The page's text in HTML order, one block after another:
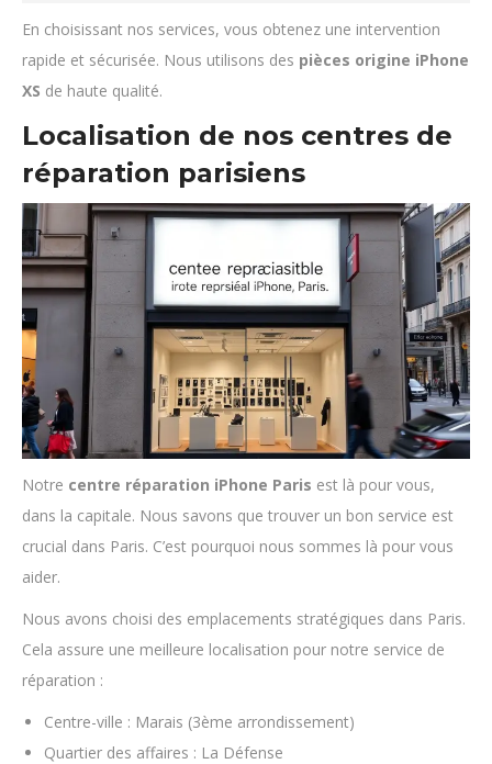
En choisissant nos services, vous obtenez une intervention
rapide et sécurisée. Nous utilisons des pièces origine iPhone
XS de haute qualité.
Localisation de nos centres de
réparation parisiens
Notre centre réparation iPhone Paris est là pour vous,
dans la capitale. Nous savons que trouver un bon service est
crucial dans Paris. C’est pourquoi nous sommes là pour vous
aider.
Nous avons choisi des emplacements stratégiques dans Paris.
Cela assure une meilleure localisation pour notre service de
réparation :
Centre-ville : Marais (3ème arrondissement)
Quartier des affaires : La Défense